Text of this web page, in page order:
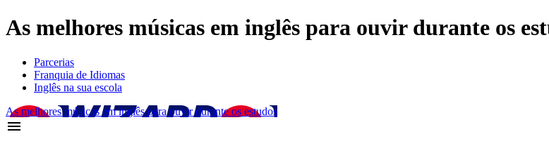
As melhores músicas em inglês para ouvir durante os
Parcerias
Franquia de Idiomas
Inglês na sua escola
As melhores músicas em inglês para ouvir durante os estudos
menu